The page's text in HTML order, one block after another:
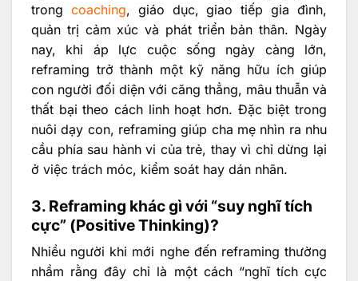
trong coaching, giáo dục, giao tiếp gia đình,
quản trị cảm xúc và phát triển bản thân. Ngày
nay, khi áp lực cuộc sống ngày càng lớn,
reframing trở thành một kỹ năng hữu ích giúp
con người đối diện với căng thẳng, mâu thuẫn và
thất bại theo cách linh hoạt hơn. Đặc biệt trong
nuôi dạy con, reframing giúp cha mẹ nhìn ra nhu
cầu phía sau hành vi của trẻ, thay vì chỉ dừng lại
ở việc trách móc, kiểm soát hay dán nhãn.
3. Reframing khác gì với “suy nghĩ tích
cực” (Positive Thinking)?
Nhiều người khi mới nghe đến reframing thường
nhầm rằng đây chỉ là một cách “nghĩ tích cực